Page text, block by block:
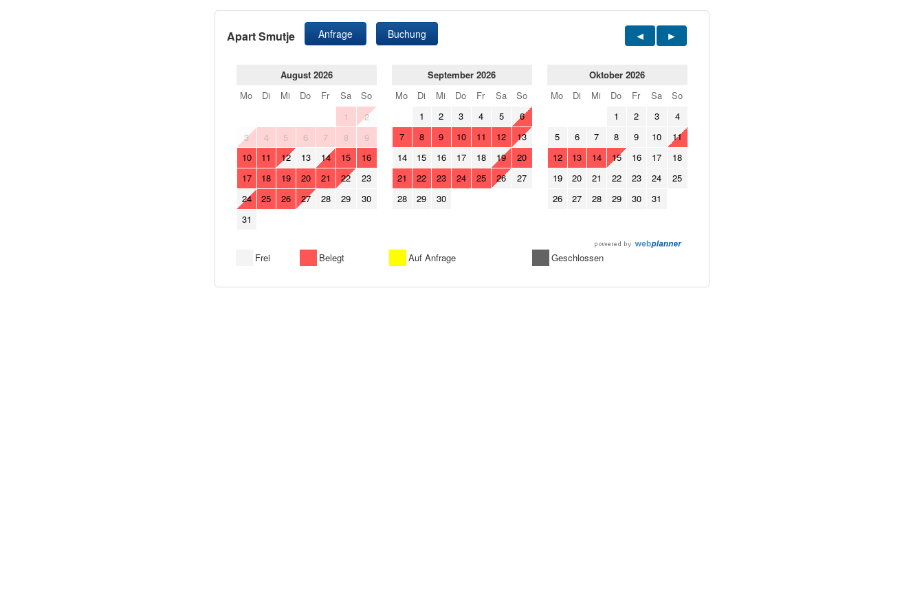
Apart Smutje Anfrage Buchung
August 2026
Mo
Di Mi Do Fr Sa
So
1
2
3
4 5 6 7 8
9
10
11 12 13 14 15
16
17
18 19 20 21 22
23
24
25 26 27 28 29
30
31
September 2026
Mo
Di Mi Do Fr Sa
So
1
2 3 4 5
6
7
8 9 10 11 12
13
14
15 16 17 18 19
20
21
22 23 24 25 26
27
28
29 30
Oktober 2026
Mo
Di Mi Do Fr Sa
So
1
2 3
4
5
6 7 8 9 10
11
12
13 14 15 16 17
18
19
20 21 22 23 24
25
26
27 28 29 30 31
Frei Belegt Auf Anfrage Geschlossen